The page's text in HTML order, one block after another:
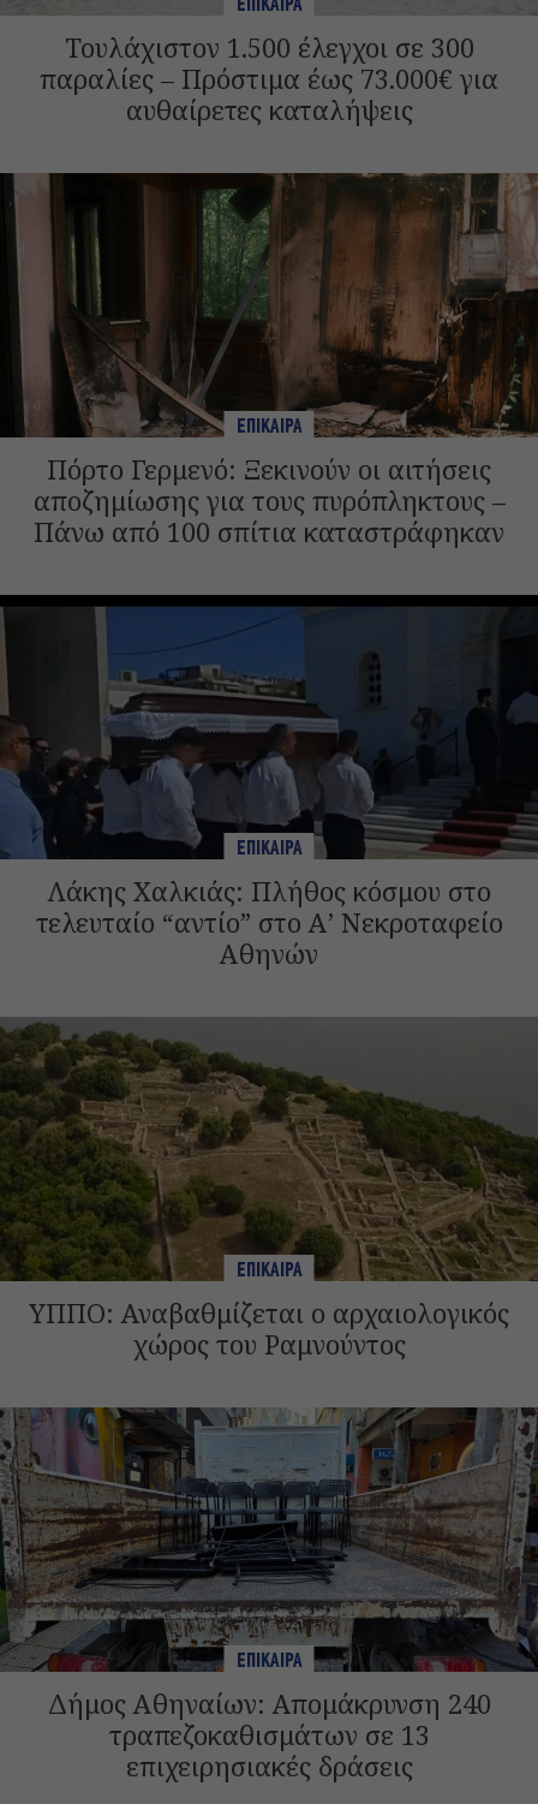
ΕΠΙΚΑΙΡΑ
Τουλάχιστον 1.500 έλεγχοι σε 300
παραλίες – Πρόστιμα έως 73.000€ για
αυθαίρετες καταλήψεις
ΕΠΙΚΑΙΡΑ
Πόρτο Γερμενό: Ξεκινούν οι αιτήσεις
αποζημίωσης για τους πυρόπληκτους –
Πάνω από 100 σπίτια καταστράφηκαν
ΕΠΙΚΑΙΡΑ
Λάκης Χαλκιάς: Πλήθος κόσμου στο
τελευταίο “αντίο” στο Α’ Νεκροταφείο
Αθηνών
ΕΠΙΚΑΙΡΑ
ΥΠΠΟ: Αναβαθμίζεται ο αρχαιολογικός
χώρος του Ραμνούντος
ΕΠΙΚΑΙΡΑ
Δήμος Αθηναίων: Απομάκρυνση 240
τραπεζοκαθισμάτων σε 13
επιχειρησιακές δράσεις